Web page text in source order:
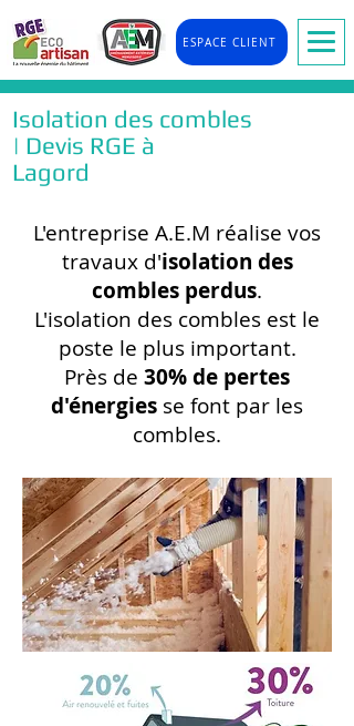
ESPACE CLIENT
Isolation des combles
| Devis RGE à
Lagord
L'entreprise A.E.M réalise vos
travaux d'isolation des
combles perdus.
L'isolation des combles est le
poste le plus important.
Près de 30% de pertes
d'énergies se font par les
combles.